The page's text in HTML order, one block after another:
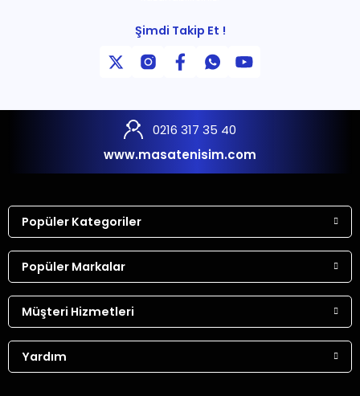
Şimdi Takip Et !
0216 317 35 40
www.masatenisim.com
Popüler Kategoriler
Popüler Markalar
Müşteri Hizmetleri
Yardım